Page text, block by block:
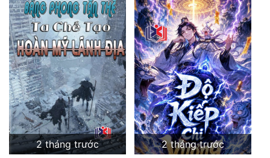
2 tháng trước
2 tháng trước